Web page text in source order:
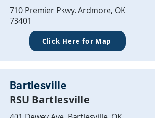
710 Premier Pkwy. Ardmore, OK
73401
Click Here for Map
Bartlesville
RSU Bartlesville